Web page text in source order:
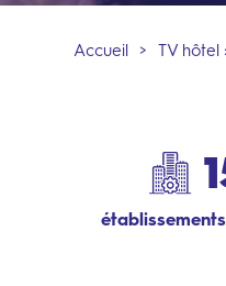
Accueil > TV hôtel